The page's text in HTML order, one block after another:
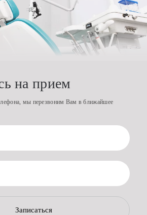
на прием
мы перезвоним Вам в ближайшее
Записаться